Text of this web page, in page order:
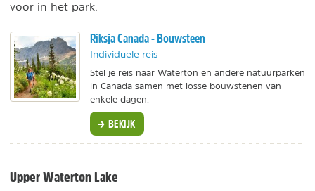
voor in het park.
Riksja Canada - Bouwsteen
Individuele reis
Stel je reis naar Waterton en andere natuurparken
in Canada samen met losse bouwstenen van
enkele dagen.
BEKIJK
Upper Waterton Lake